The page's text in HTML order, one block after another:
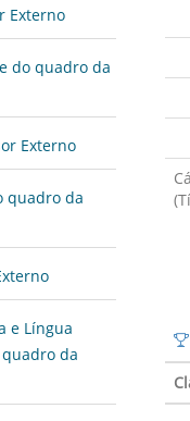
Externo
do quadro da
Externo
quadro da
e Língua
da